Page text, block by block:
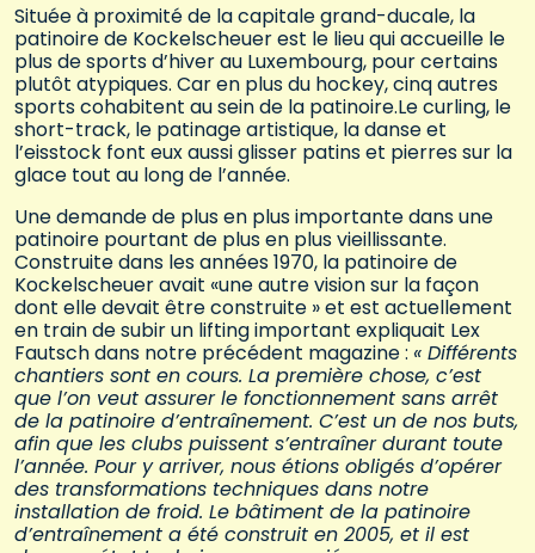
Située à proximité de la capitale grand-ducale, la
patinoire de Kockelscheuer est le lieu qui accueille le
plus de sports d’hiver au Luxembourg, pour certains
plutôt atypiques. Car en plus du hockey, cinq autres
sports cohabitent au sein de la patinoire.Le curling, le
short-track, le patinage artistique, la danse et
l’eisstock font eux aussi glisser patins et pierres sur la
glace tout au long de l’année.
Une demande de plus en plus importante dans une
patinoire pourtant de plus en plus vieillissante.
Construite dans les années 1970, la patinoire de
Kockelscheuer avait «une autre vision sur la façon
dont elle devait être construite » et est actuellement
en train de subir un lifting important expliquait Lex
Fautsch dans notre précédent magazine : « Différents
chantiers sont en cours. La première chose, c’est
que l’on veut assurer le fonctionnement sans arrêt
de la patinoire d’entraînement. C’est un de nos buts,
afin que les clubs puissent s’entraîner durant toute
l’année. Pour y arriver, nous étions obligés d’opérer
des transformations techniques dans notre
installation de froid. Le bâtiment de la patinoire
d’entraînement a été construit en 2005, et il est